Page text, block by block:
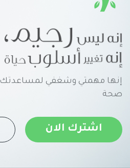
إنها مهمتي وشغفي لمساعدتك
صحة
اشترك الان